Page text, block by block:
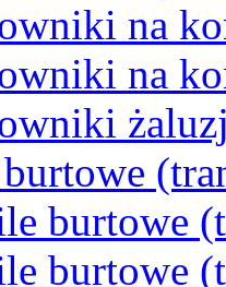
na
na
burtowe
burtowe